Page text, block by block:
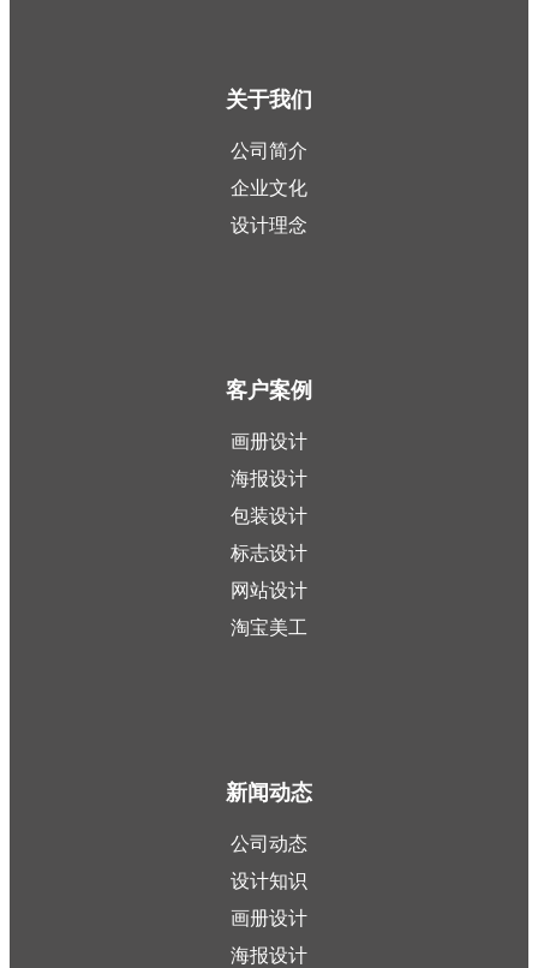
关于我们
公司简介
企业文化
设计理念
客户案例
画册设计
海报设计
包装设计
标志设计
网站设计
淘宝美工
新闻动态
公司动态
设计知识
画册设计
海报设计